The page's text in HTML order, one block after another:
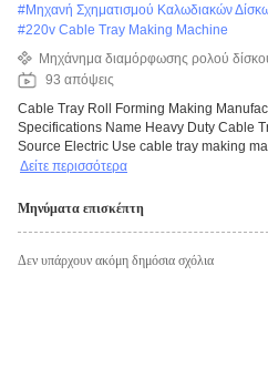
#Μηχανή Σχηματισμού Καλωδιακών
#220v Cable Tray Making Machine
Μηχάνημα διαμόρφωσης ρολού
93 απόψεις
Cable Tray Roll Forming Making
Specifications Name Heavy Duty Cable
Source Electric Use cable tray making
Δείτε περισσότερα
Μηνύματα επισκέπτη
Δεν υπάρχουν ακόμη δημόσια σχόλια